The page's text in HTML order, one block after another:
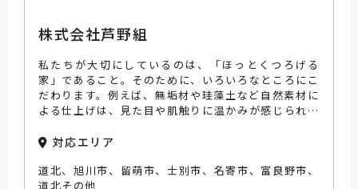
株式会社芦野組
私たちが大切にしているのは、「ほっとくつろげる
家」であること。そのために、いろいろなところにこ
だわります。例えば、無垢材や珪藻土など自然素材に
よる仕上げは、見た目や肌触りに温かみが感じられ、
りの少ない家も、安心感が増し、くつろげます。照
加え、薪ストーブを主暖房に取り入れた快適に使いや
対応エリア
道北、旭川市、留萌市、士別市、名寄市、富良野市、
道北その他